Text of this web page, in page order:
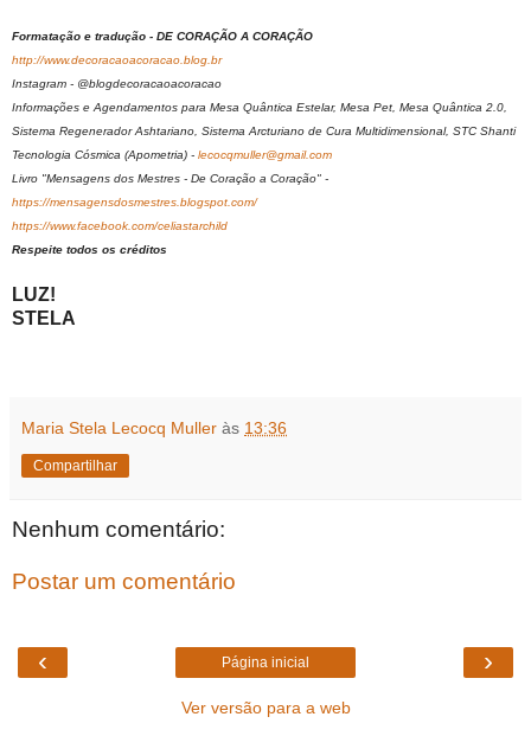
Formatação e tradução - DE CORAÇÃO A CORAÇÃO
http://www.decoracaoacoracao.blog.br
Instagram - @blogdecoracaoacoracao
Informações e Agendamentos para Mesa Quântica Estelar, Mesa Pet, Mesa Quântica 2.0,
Sistema Regenerador Ashtariano, Sistema Arcturiano de Cura Multidimensional, STC Shanti
Tecnologia Cósmica (Apometria) - lecocqmuller@gmail.com
Livro "Mensagens dos Mestres - De Coração a Coração" -
https://mensagensdosmestres.blogspot.com/
https://www.facebook.com/celiastarchild
Respeite todos os créditos
LUZ!
STELA
Maria Stela Lecocq Muller às 13:36
Compartilhar
Nenhum comentário:
Postar um comentário
‹ ›
Página inicial
Ver versão para a web